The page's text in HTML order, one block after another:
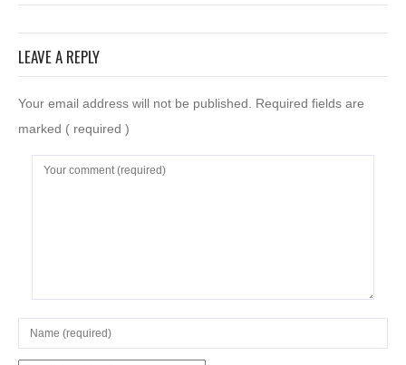
LEAVE A REPLY
Your email address will not be published. Required fields are
marked ( required )